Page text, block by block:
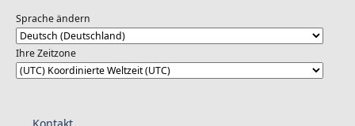
Sprache ändern
Ihre Zeitzone